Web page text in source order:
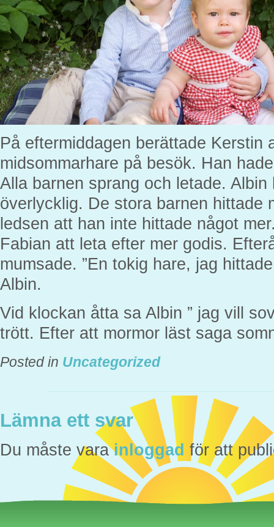
På eftermiddagen berättade Kerstin
midsommarhare på besök. Han
Alla barnen sprang och letade.
överlycklig. De stora barnen hittade
ledsen att han inte hittade något
Fabian att leta efter mer godis.
mumsade. ”En tokig hare, jag
Albin.
Vid klockan åtta sa Albin ” jag vill
trött. Efter att mormor läst saga
Posted in Uncategorized
Lämna ett svar
Du måste varainloggad för att